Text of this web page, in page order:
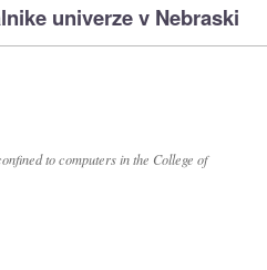
univerze v Nebraski
to computers in the College of